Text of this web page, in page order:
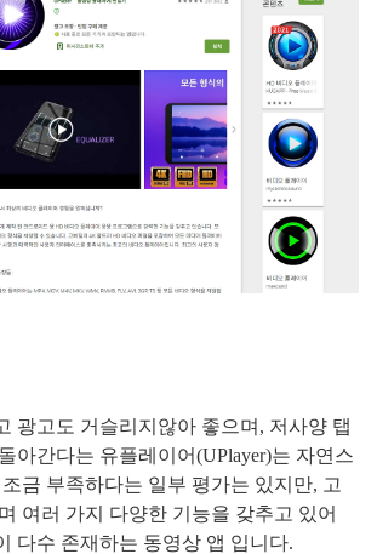
광고도 거슬리지않아 좋으며, 저사양 탭
아간다는 유플레이어(UPlayer)는 자연스
금 부족하다는 일부 평가는 있지만, 고
여러 가지 다양한 기능을 갖추고 있어
다수 존재하는 동영상 앱 입니다.